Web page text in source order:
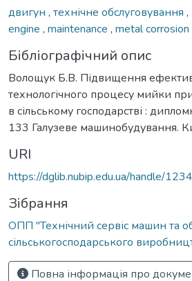
двигун , технічне обслуговування ,
engine , maintenance , metal corrosion
Бібліографічний опис
Волощук Б.В. Підвищення
технологічного процесу мийки
в сільському господарстві :
133 Галузеве машинобудування.
URI
https://dglib.nubip.edu.ua/handle/
Зібрання
ОПП "Технічний сервіс машин та
сільськогосподарського
Повна інформація про